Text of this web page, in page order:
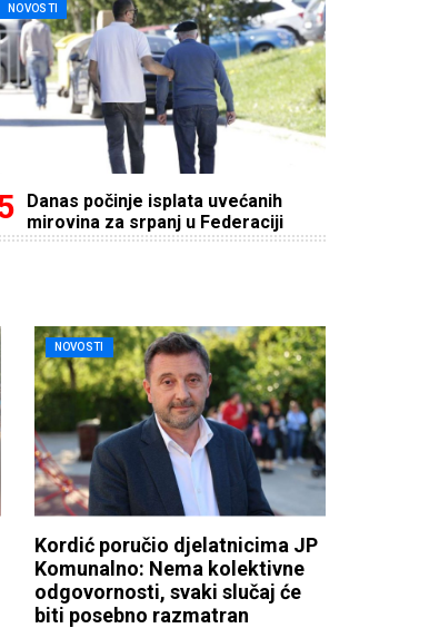
NOVOSTI
Danas počinje isplata uvećanih
mirovina za srpanj u Federaciji
NOVOSTI
Kordić poručio djelatnicima JP
Komunalno: Nema kolektivne
odgovornosti, svaki slučaj će
biti posebno razmatran